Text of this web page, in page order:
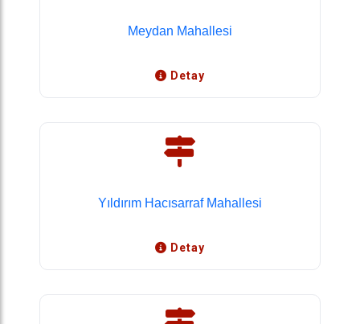
Meydan Mahallesi
Detay
Yıldırım Hacısarraf Mahallesi
Detay